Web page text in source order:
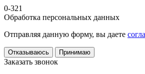
0-321
Обработка персональных данных
Отправляя данную форму, вы даете
Отказываюсь Принимаю
Заказать звонок